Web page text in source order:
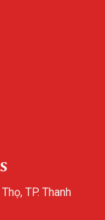
TP. Thanh